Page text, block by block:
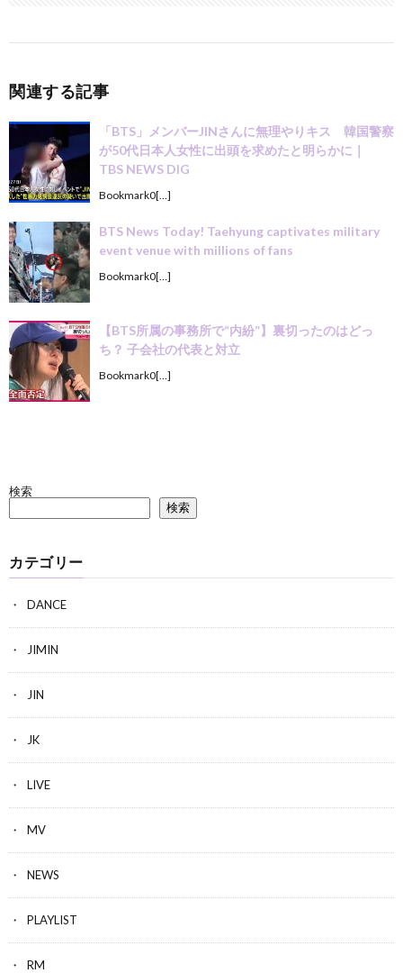
関連する記事
「BTS」メンバーJINさんに無理やりキス 韓国警察
が50代日本人女性に出頭を求めたと明らかに｜
TBS NEWS DIG
Bookmark0[…]
BTS News Today! Taehyung captivates military
event venue with millions of fans
Bookmark0[…]
【BTS所属の事務所で“内紛”】裏切ったのはどっ
ち？ 子会社の代表と対立
Bookmark0[…]
検索
検索
カテゴリー
DANCE
JIMIN
JIN
JK
LIVE
MV
NEWS
PLAYLIST
RM